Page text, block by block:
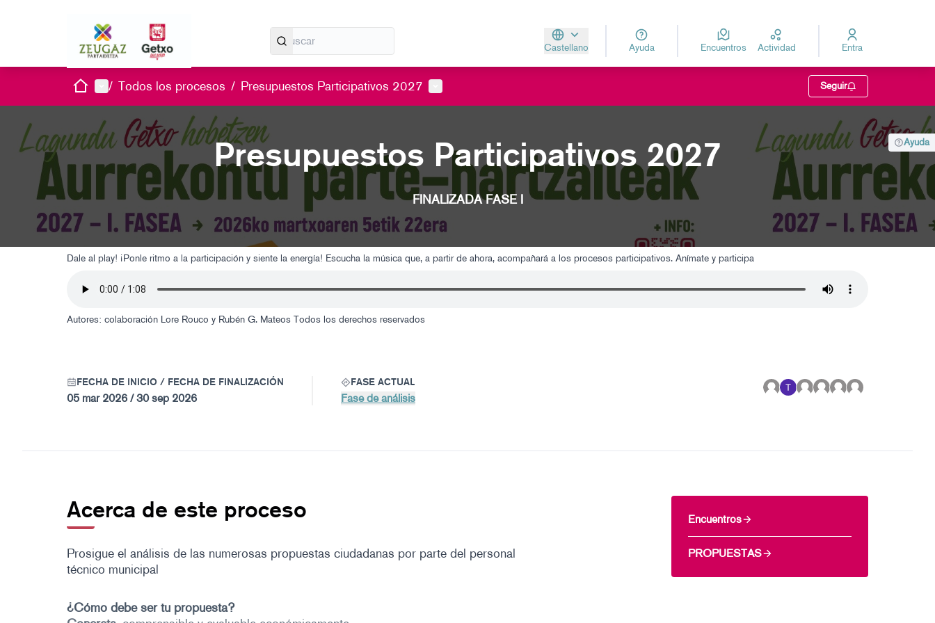
Castellano
Aukeratu hizkuntzaElegir el idioma
Ayuda Encuentros Actividad Entra
InicioMenú principal
/ Todos los procesos / Presupuestos Participativos 2027 Menú de usuario Seguir
Ayuda
Presupuestos Participativos 2027
FINALIZADA FASE I
Dale al play! ¡Ponle ritmo a la participación y siente la energía! Escucha la música que, a partir de ahora, acompañará a los procesos participativos. Anímate y participa
Autores: colaboración Lore Rouco y Rubén G. Mateos Todos los derechos reservados
FECHA DE INICIO / FECHA DE FINALIZACIÓN
05 mar 2026 / 30 sep 2026
FASE ACTUAL
Fase de análisis
Acerca de este proceso
Prosigue el análisis de las numerosas propuestas ciudadanas por parte del personal
técnico municipal
¿Cómo debe ser tu propuesta?
Encuentros
PROPUESTAS